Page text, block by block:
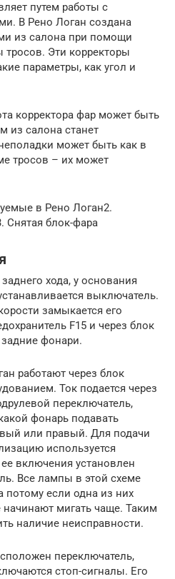
путем работы с
В Рено Логан создана
из салона при помощи
тросов. Эти корректоры
параметры, как угол и
корректора фар может быть
из салона станет
может быть как в
тросов – их может
в Рено Логан2.
Снятая блок-фара
хода, у основания
выключатель.
замыкается его
F15 и через блок
фонари.
работают через блок
Ток подается через
переключатель,
фонарь подавать
или правый. Для подачи
используется
включения установлен
Все лампы в этой схеме
если одна из них
начинают мигать чаще. Таким
наличие неисправности.
переключатель,
стоп-сигналы. Его